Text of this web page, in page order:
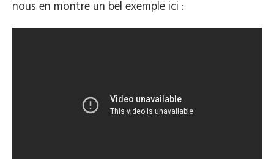
nous en montre un bel exemple ici :